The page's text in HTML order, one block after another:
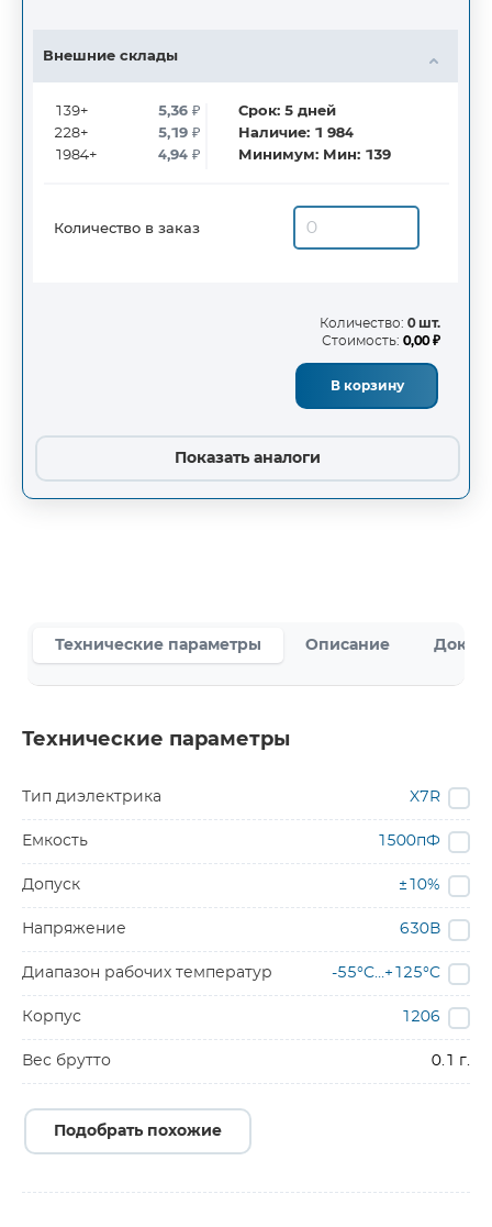
Внешние склады
139+
228+
1984+
5,36₽
5,19₽
4,94₽
Срок:5дней
Наличие: 1 984
Минимум: Мин: 139
Количество в заказ
Количество: 0 шт.
Стоимость: 0,00 ₽
В корзину
Показать аналоги
Технические параметры Описание
Технические параметры
Тип диэлектрика X7R
Емкость 1500пФ
Допуск ±10%
Напряжение 630В
Диапазон рабочих температур -55°C…+125°C
Корпус 1206
Вес брутто 0.1 г.
Подобрать похожие